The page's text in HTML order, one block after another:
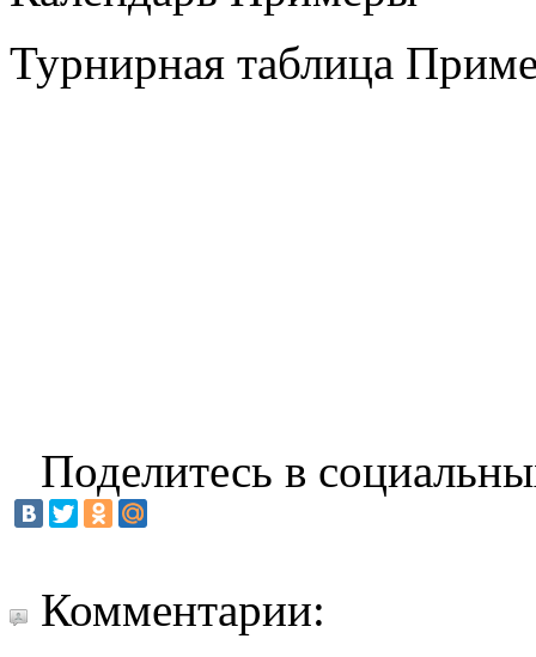
Турнирная таблица
Поделитесь в
Комментарии: